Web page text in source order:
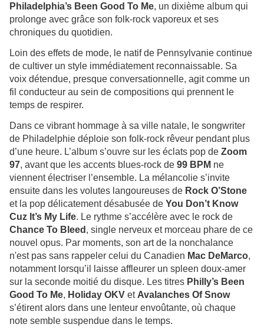
Philadelphia’s Been Good To Me, un dixième album qui
prolonge avec grâce son folk-rock vaporeux et ses
chroniques du quotidien.
Loin des effets de mode, le natif de Pennsylvanie continue
de cultiver un style immédiatement reconnaissable. Sa
voix détendue, presque conversationnelle, agit comme un
fil conducteur au sein de compositions qui prennent le
temps de respirer.
Dans ce vibrant hommage à sa ville natale, le songwriter
de Philadelphie déploie son folk-rock rêveur pendant plus
d’une heure. L’album s’ouvre sur les éclats pop de Zoom
97, avant que les accents blues-rock de 99 BPM ne
viennent électriser l’ensemble. La mélancolie s’invite
ensuite dans les volutes langoureuses de Rock O’Stone
et la pop délicatement désabusée de You Don’t Know
Cuz It’s My Life. Le rythme s’accélère avec le rock de
Chance To Bleed , single nerveux et morceau phare de ce
nouvel opus. Par moments, son art de la nonchalance
n'est pas sans rappeler celui du Canadien Mac DeMarco,
notamment lorsqu’il laisse affleurer un spleen doux-amer
sur la seconde moitié du disque. Les titres Philly’s Been
Good To Me, Holiday OKV et Avalanches Of Snow
s’étirent alors dans une lenteur envoûtante, où chaque
note semble suspendue dans le temps.